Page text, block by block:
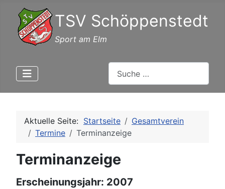
TSV Schöppenstedt
Sport am Elm
Aktuelle Seite: Startseite
Gesamtverein
Termine
Terminanzeige
Terminanzeige
Erscheinungsjahr: 2007